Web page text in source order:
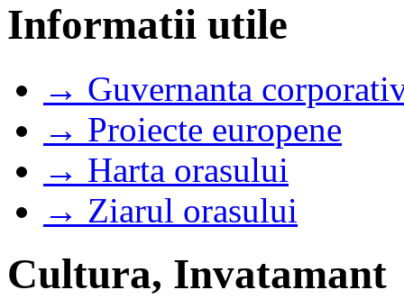
Informatii utile
→ Guvernanta
→ Proiecte europene
→ Harta orasului
→ Ziarul orasului
Cultura, Invatamant